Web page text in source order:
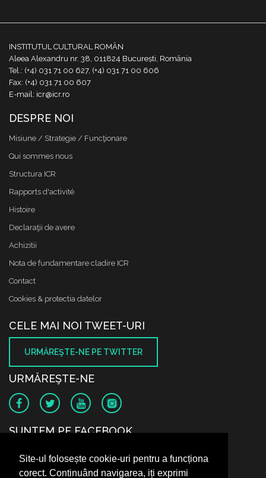
Site-ul folosește cookie-uri pentru a funcționa
corect. Continuând navigarea, iți exprimi
INSTITUTUL CULTURAL ROMÂN
Aleea Alexandru nr. 38, 011824 București, România
Tel.: (+4) 031 71 00 627, (+4) 031 71 00 606
Fax: (+4) 031 71 00 607
E-mail: icr@icr.ro
DESPRE NOI
Misiune / Strategie / Funcţionare
Qui sommes nous
Structura ICR
Rapports d'activité
Histoire
Declaraţii de avere
Achizitii
Nota de fundamentare cladire ICR
Contact
Cookies & protectia datelor
CELE MAI NOI TWEET-URI
URMĂREŞTE-NE PE TWITTER
URMĂREŞTE-NE
SUNTEM PE FACEBOOK